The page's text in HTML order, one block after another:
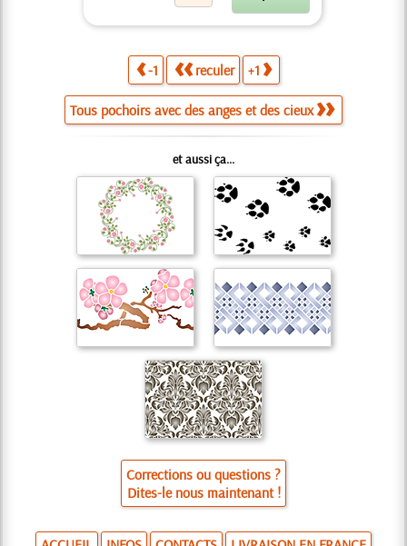
-1 reculer +1
Tous pochoirs avec des anges et des cieux
et aussi ça...
Corrections ou questions ?
Dites-le nous maintenant !